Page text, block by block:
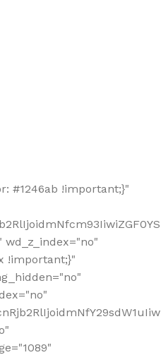
#1246ab !important;}"
!important;}"